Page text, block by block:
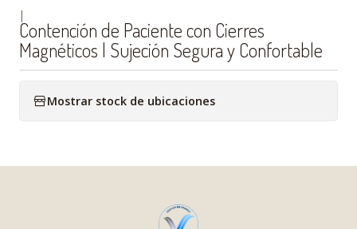
|
Contención de Paciente con Cierres
Magnéticos | Sujeción Segura y Confortable
Mostrar stock de ubicaciones